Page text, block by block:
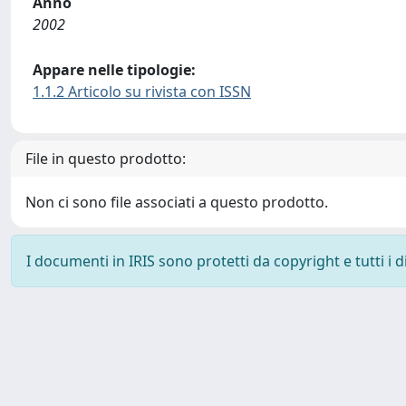
2002
Appare nelle tipologie:
1.1.2 Articolo su rivista con ISSN
File in questo prodotto:
Non ci sono file associati a questo prodotto.
I documenti in IRIS sono protetti da copyright e tutti i